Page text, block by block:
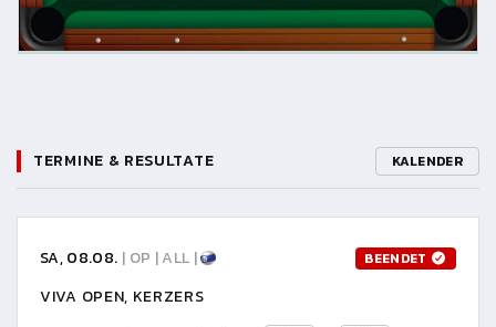
TERMINE & RESULTATE KALENDER
SA, 08.08. | OP | ALL | BEENDET
VIVA OPEN, KERZERS